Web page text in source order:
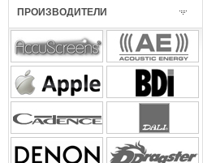
ПРОИЗВОДИТЕЛИ